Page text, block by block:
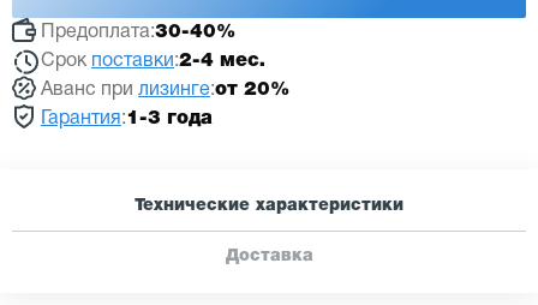
Предоплата:30-40%
Срок поставки :2-4 мес.
Аванс при лизинге:от 20%
Гарантия :1-3 года
Технические характеристики
Доставка